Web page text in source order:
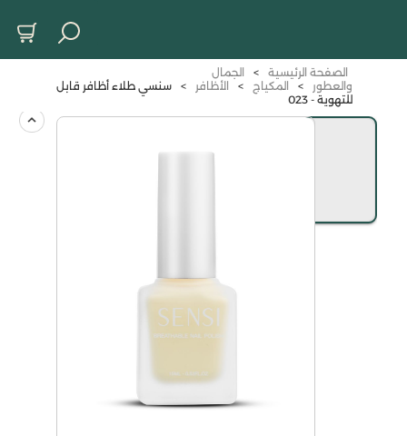
الصفحة الرئيسية >
الجمال
والعطور
> المكياج > الأظافر >
سنسي طلاء أظافر قابل
للتهوية - 023